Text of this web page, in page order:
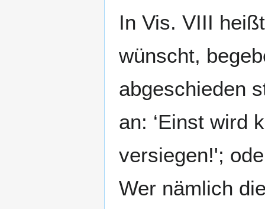
In Vis. VIII
wünscht,
abgeschieden
an: ‘Einst wird
versiegen!';
Wer nämlich